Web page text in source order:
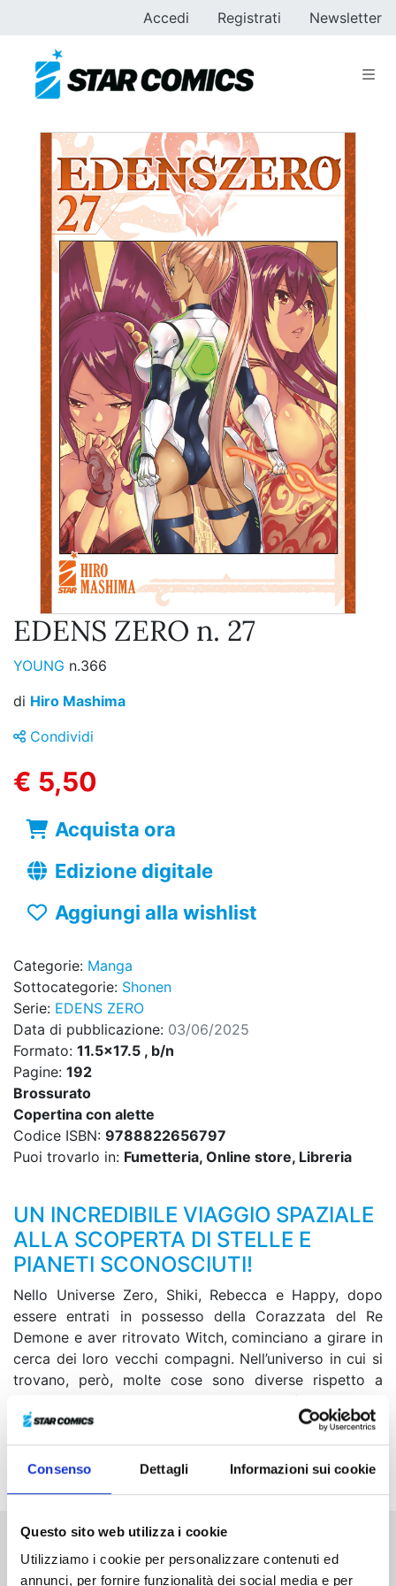
Consenso Dettagli Informazioni sui cookie
Questo sito web utilizza i cookie
Utilizziamo i cookie per personalizzare contenuti ed
annunci, per fornire funzionalità dei social media e per
Accedi Registrati Newsletter
EDENS ZERO n. 27
YOUNG n.366
di Hiro Mashima
Condividi
€ 5,50
Acquista ora
Edizione digitale
Aggiungi alla wishlist
Categorie: Manga
Sottocategorie: Shonen
Serie: EDENS ZERO
Data di pubblicazione: 03/06/2025
Formato: 11.5x17.5 , b/n
Pagine: 192
Brossurato
Copertina con alette
Codice ISBN: 9788822656797
Puoi trovarlo in: Fumetteria, Online store, Libreria
UN INCREDIBILE VIAGGIO SPAZIALE
ALLA SCOPERTA DI STELLE E
PIANETI SCONOSCIUTI!
Nello Universe Zero, Shiki, Rebecca e Happy, dopo
essere entrati in possesso della Corazzata del Re
Demone e aver ritrovato Witch, cominciano a girare in
cerca dei loro vecchi compagni. Nell’universo in cui si
trovano, però, molte cose sono diverse rispetto a
quelle a loro “familiari”. Resosi conto di ciò, Shiki viene
preso dal desiderio di diventare amico di quelli che
finora ha considerato suoi acerrimi nemici, ovvero
Drakken Joe e Poseidon Shura…
Altri volumi della serie